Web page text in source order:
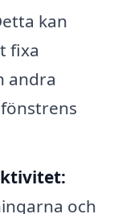
kan
fixa
andra
och